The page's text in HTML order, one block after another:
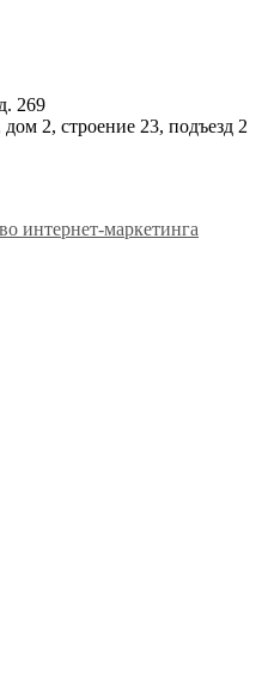
269
2, строение 23, подъезд 2
интернет-маркетинга